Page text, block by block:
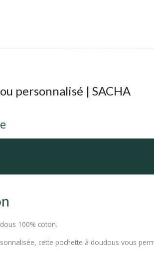
personnalisé | SACHA
100% coton.
cette pochette à doudous vous